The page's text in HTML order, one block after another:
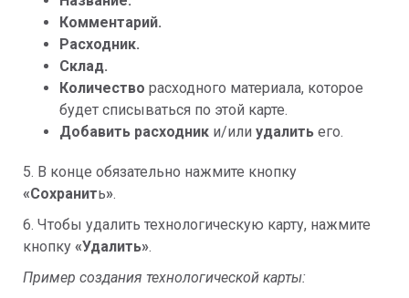
Комментарий.
Расходник.
Склад.
Количество расходного материала, которое
будет списываться по этой карте.
Добавить расходник и/или удалить его.
5. В конце обязательно нажмите кнопку
«Сохранить».
6. Чтобы удалить технологическую карту, нажмите
кнопку «Удалить».
Пример создания технологической карты: